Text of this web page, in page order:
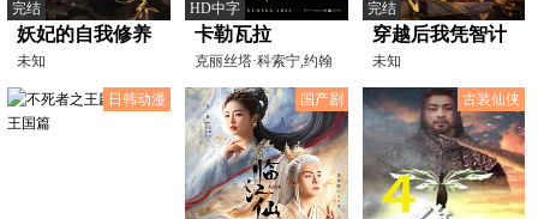
完结
妖妃的自我修养
未知
HD中字
卡勒瓦拉
克丽丝塔·科索宁,约翰
内斯·霍洛佩宁,乌娜
完结
穿越后我凭智计
当谋士
未知
日韩动漫 国产剧 古装仙侠